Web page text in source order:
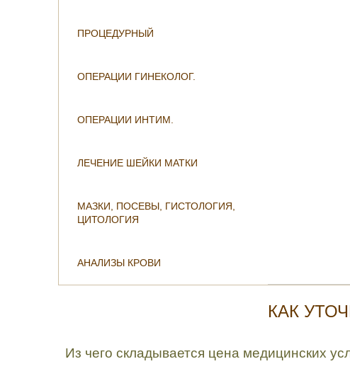
ПРОЦЕДУРНЫЙ
ОПЕРАЦИИ ГИНЕКОЛОГ.
ОПЕРАЦИИ ИНТИМ.
ЛЕЧЕНИЕ ШЕЙКИ МАТКИ
МАЗКИ, ПОСЕВЫ, ГИСТОЛОГИЯ,
ЦИТОЛОГИЯ
АНАЛИЗЫ КРОВИ
КАК
Из чего складывается цена медицинских